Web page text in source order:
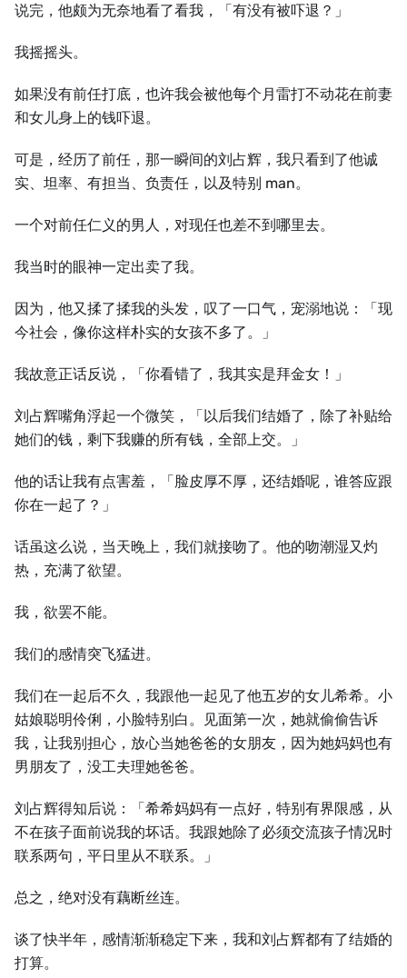
说完，他颇为无奈地看了看我，「有没有被吓退？」
我摇摇头。
如果没有前任打底，也许我会被他每个月雷打不动花在前妻
和女儿身上的钱吓退。
可是，经历了前任，那一瞬间的刘占辉，我只看到了他诚
实、坦率、有担当、负责任，以及特别 man。
一个对前任仁义的男人，对现任也差不到哪里去。
我当时的眼神一定出卖了我。
因为，他又揉了揉我的头发，叹了一口气，宠溺地说：「现
今社会，像你这样朴实的女孩不多了。」
我故意正话反说，「你看错了，我其实是拜金女！」
刘占辉嘴角浮起一个微笑，「以后我们结婚了，除了补贴给
她们的钱，剩下我赚的所有钱，全部上交。」
他的话让我有点害羞，「脸皮厚不厚，还结婚呢，谁答应跟
你在一起了？」
话虽这么说，当天晚上，我们就接吻了。他的吻潮湿又灼
热，充满了欲望。
我，欲罢不能。
我们的感情突飞猛进。
我们在一起后不久，我跟他一起见了他五岁的女儿希希。小
姑娘聪明伶俐，小脸特别白。见面第一次，她就偷偷告诉
我，让我别担心，放心当她爸爸的女朋友，因为她妈妈也有
男朋友了，没工夫理她爸爸。
刘占辉得知后说：「希希妈妈有一点好，特别有界限感，从
不在孩子面前说我的坏话。我跟她除了必须交流孩子情况时
联系两句，平日里从不联系。」
总之，绝对没有藕断丝连。
谈了快半年，感情渐渐稳定下来，我和刘占辉都有了结婚的
打算。